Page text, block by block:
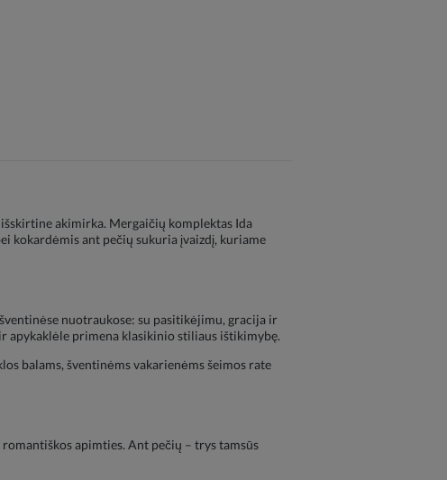
akimirka. Mergaičių komplektas Ida
kokardėmis ant pečių sukuria įvaizdį, kuriame
nuotraukose: su pasitikėjimu, gracija ir
apykaklėle primena klasikinio stiliaus ištikimybę.
balams, šventinėms vakarienėms šeimos rate
apimties. Ant pečių – trys tamsūs